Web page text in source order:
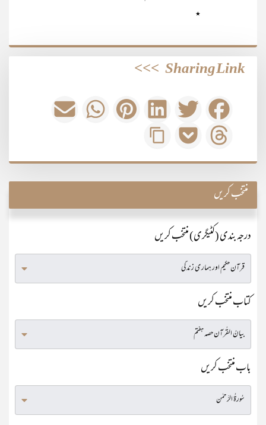
٭
Sharing Link
>>>
منتخب کریں
درجہ بندی (کٹیگری) منتخب کریں
کتاب منتخب کریں
باب منتخب کریں